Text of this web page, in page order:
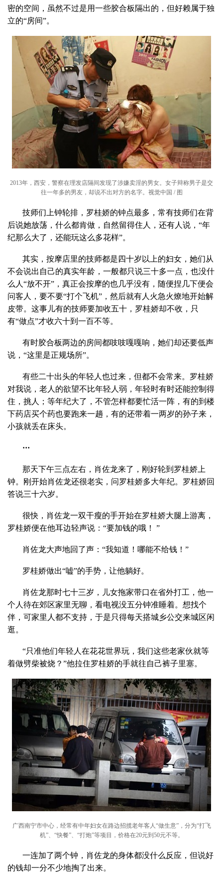
密的空间，虽然不过是用一些胶合板隔出的，但好赖属于独
立的“房间”。
2013年，西安，警察在理发店隔间发现了涉嫌卖淫的男女。女子辩称男子是交
往一年多的男友，却说不出对方的名字。视觉中国 / 图
技师们上钟轮排，罗桂娇的钟点最多，常有技师们在背
后说她放荡，什么都肯做，自然留得住人，还有人说，“年
纪那么大了，还能玩这么多花样”。
其实，按摩店里的技师都是四十岁以上的妇女，她们从
不会说出自己的真实年龄，一般都只说三十多一点，也没什
么人“放不开”，真正会按摩的也几乎没有，随便捏几下便会
问客人，要不要“打个飞机”，然后就有人火急火燎地开始解
皮带。这事儿有的技师要加收五十，罗桂娇却不收，只
有“做点”才收六十到一百不等。
有时胶合板两边的房间都吱吱嘎嘎响，她们却还要低声
说，“这里是正规场所”。
有些二十出头的年轻人也过来，但都不会常来。罗桂娇
对我说，老人的欲望不比年轻人弱，年轻时有时还能控制得
住，挑人；等年纪大了，不管怎样都要忙活一阵，有的到楼
下药店买个药也要跑来一趟，有的还带着一两岁的孙子来，
小孩就丢在床头。
···
那天下午三点左右，肖佐龙来了，刚好轮到罗桂娇上
钟。刚开始肖佐龙还很老实，问罗桂娇多大年纪。罗桂娇回
答说三十六岁。
很快，肖佐龙一双干瘦的手开始在罗桂娇大腿上游离，
罗桂娇便在他耳边轻声说：“要加钱的哦！ ”
肖佐龙大声地回了声：“我知道！哪能不给钱！”
罗桂娇做出“嘘”的手势，让他躺好。
肖佐龙那时七十三岁，儿女拖家带口在省外打工，他一
个人待在郊区家里无聊，看电视没五分钟准睡着。想找个
伴，可家里人都不支持，于是只得每天搭城乡公交来城区闲
逛。
“只准他们年轻人在花花世界玩，我们这些老家伙就等
着做劈柴被烧？”他拉住罗桂娇的手就往自己裤子里塞。
广西南宁市中心，经常有中年妇女在路边招揽老年客人“做生意”，分为“打飞
机”、“快餐”、“打炮”等项目，价格在20元到50元不等。
一连加了两个钟，肖佐龙的身体都没什么反应，但说好
的钱却一分不少地掏了出来。